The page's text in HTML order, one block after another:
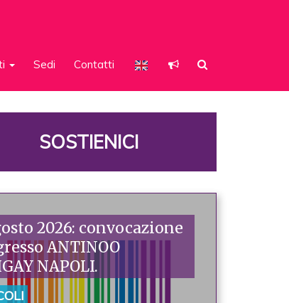
Sedi Contatti
SOSTIENICI
2026: convocazione
ANTINOO
NAPOLI.